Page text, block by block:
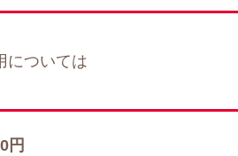
については
円